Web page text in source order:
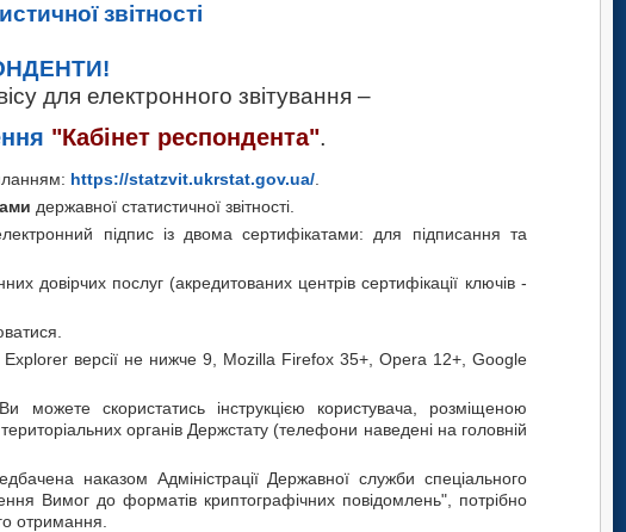
звітності
для електронного звітування –
"Кабінет респондента".
https://statzvit.ukrstat.gov.ua/.
державної статистичної звітності.
підпис із двома сертифікатами: для підписання та
довірчих послуг (акредитованих центрів сертифікації ключів -
версії не нижче 9, Mozilla Firefox 35+, Opera 12+, Google
скористатись інструкцією користувача, розміщеною
органів Держстату (телефони наведені на головній
наказом Адміністрації Державної служби спеціального
Вимог до форматів криптографічних повідомлень", потрібно
отримання.